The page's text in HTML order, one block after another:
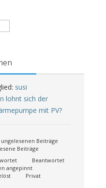
susi
lohnt sich der
mit PV?
Beiträge
Beiträge
Beantwortet
angepinnt
Privat